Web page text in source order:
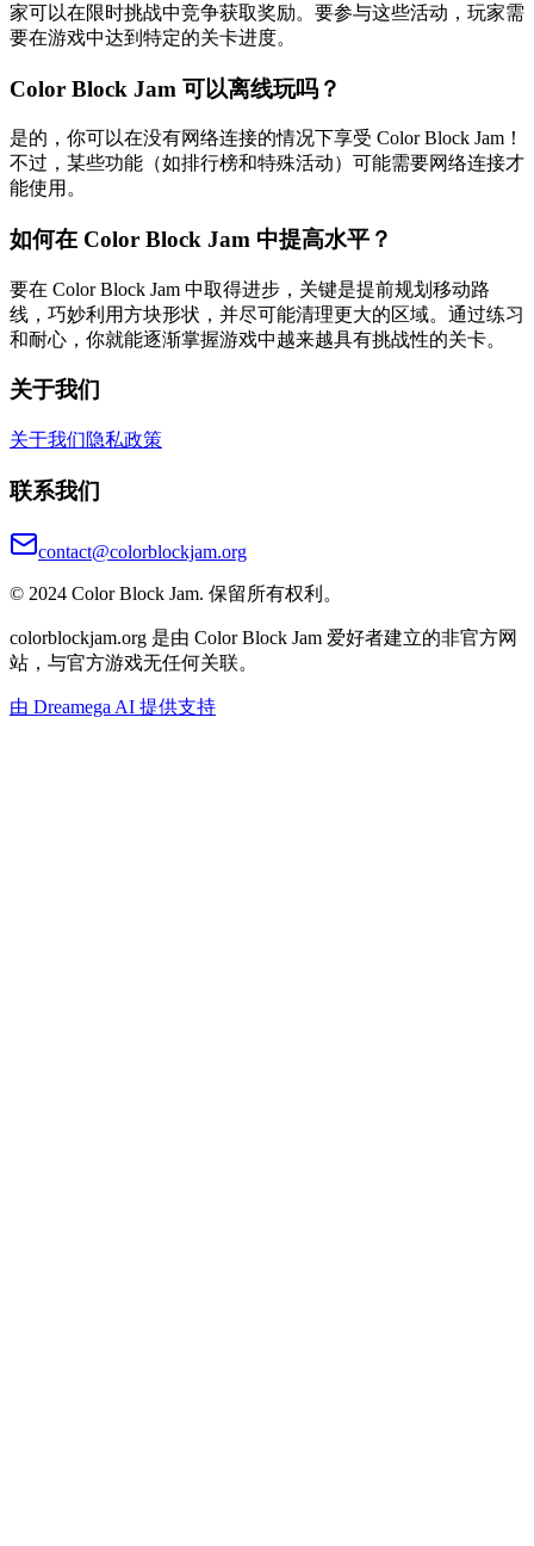
家可以在限时挑战中竞争获取奖励。要参与这些活动，玩家需
要在游戏中达到特定的关卡进度。
Color Block Jam 可以离线玩吗？
是的，你可以在没有网络连接的情况下享受 Color Block Jam！
不过，某些功能（如排行榜和特殊活动）可能需要网络连接才
能使用。
如何在 Color Block Jam 中提高水平？
要在 Color Block Jam 中取得进步，关键是提前规划移动路
线，巧妙利用方块形状，并尽可能清理更大的区域。通过练习
和耐心，你就能逐渐掌握游戏中越来越具有挑战性的关卡。
关于我们
关于我们隐私政策
联系我们
contact@colorblockjam.org
© 2024 Color Block Jam. 保留所有权利。
colorblockjam.org 是由 Color Block Jam 爱好者建立的非官方网
站，与官方游戏无任何关联。
由 Dreamega AI 提供支持